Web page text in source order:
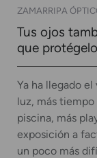
ZAMARRIPA
Tus ojos
que
Ya ha llegado
luz, más tiempo
piscina, más
exposición a
un poco más